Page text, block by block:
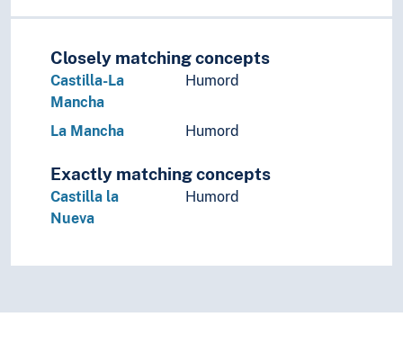
Closely matching concepts
Castilla-La
Mancha
Humord
La Mancha Humord
Exactly matching concepts
Castilla la
Nueva
Humord